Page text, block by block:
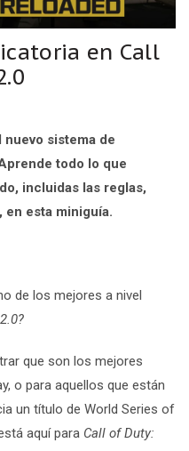
en Call
sistema de
todo lo que
incluidas las reglas,
esta miniguía.
de los mejores a nivel
que son los mejores
o para aquellos que están
un título de World Series of
aquí para Call of Duty: